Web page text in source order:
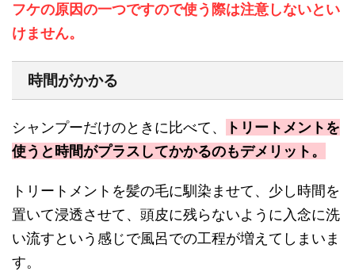
フケの原因の一つですので使う際は注意しないとい
けません。
時間がかかる
シャンプーだけのときに比べて、
トリートメントを
使うと時間がプラスしてかかるのもデメリット。
トリートメントを髪の毛に馴染ませて、少し時間を
置いて浸透させて、頭皮に残らないように入念に洗
い流すという感じで風呂での工程が増えてしまいま
す。